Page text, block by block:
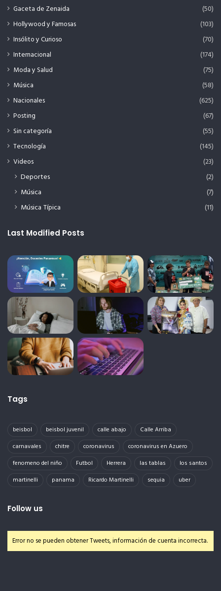
Gaceta de Zenaida
(50)
Hollywood y Famosas
(103)
Insólito y Curioso
(70)
Internacional
(174)
Moda y Salud
(75)
Música
(58)
Nacionales
(625)
Posting
(67)
Sin categoría
(55)
Tecnología
(145)
Videos
(23)
Deportes
(2)
Música
(7)
Música Típica
(11)
Last Modified Posts
Tags
beisbol beisbol juvenil calle abajo
Calle Arriba
carnavales
chitre coronavirus
coronavirus en Azuero
fenomeno del niño
Futbol Herrera las tablas
los santos
martinelli
panama Ricardo Martinelli sequia uber
Follow us
Error no se pueden obtener Tweets, información de cuenta incorrecta.